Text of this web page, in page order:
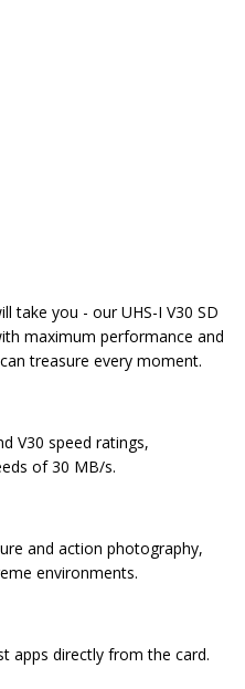
take you - our UHS-I V30 SD
maximum performance and
treasure every moment.
V30 speed ratings,
of 30 MB/s.
and action photography,
environments.
apps directly from the card.